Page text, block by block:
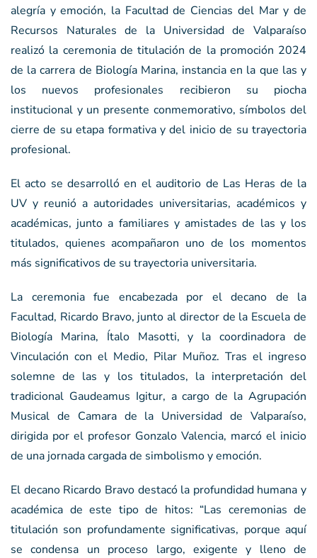
alegría y emoción, la Facultad de Ciencias del Mar y de
Recursos Naturales de la Universidad de Valparaíso
realizó la ceremonia de titulación de la promoción 2024
de la carrera de Biología Marina, instancia en la que las y
los nuevos profesionales recibieron su piocha
institucional y un presente conmemorativo, símbolos del
cierre de su etapa formativa y del inicio de su trayectoria
profesional.
El acto se desarrolló en el auditorio de Las Heras de la
UV y reunió a autoridades universitarias, académicos y
académicas, junto a familiares y amistades de las y los
titulados, quienes acompañaron uno de los momentos
más significativos de su trayectoria universitaria.
La ceremonia fue encabezada por el decano de la
Facultad, Ricardo Bravo, junto al director de la Escuela de
Biología Marina, Ítalo Masotti, y la coordinadora de
Vinculación con el Medio, Pilar Muñoz. Tras el ingreso
solemne de las y los titulados, la interpretación del
tradicional Gaudeamus Igitur, a cargo de la Agrupación
Musical de Camara de la Universidad de Valparaíso,
dirigida por el profesor Gonzalo Valencia, marcó el inicio
de una jornada cargada de simbolismo y emoción.
El decano Ricardo Bravo destacó la profundidad humana y
académica de este tipo de hitos: “Las ceremonias de
titulación son profundamente significativas, porque aquí
se condensa un proceso largo, exigente y lleno de